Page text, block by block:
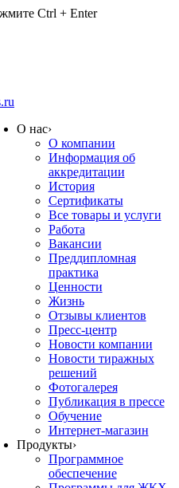
Ctrl + Enter
О нас›
О компании
Информация об
аккредитации
История
Сертификаты
Все товары и услуги
Работа
Вакансии
Преддипломная
практика
Ценности
Жизнь
Отзывы клиентов
Пресс-центр
Новости компании
Новости тиражных
решений
Фотогалерея
Публикация в прессе
Обучение
Интернет-магазин
Продукты›
Программное
обеспечение